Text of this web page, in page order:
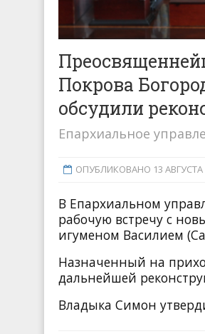
Покрова
обсудили
Епархиальное
ОПУБЛИКОВАНО 13 АВГУСТА
В Епархиальном
рабочую встречу с
игуменом Василием
Назначенный на
дальнейшей
Владыка Симон